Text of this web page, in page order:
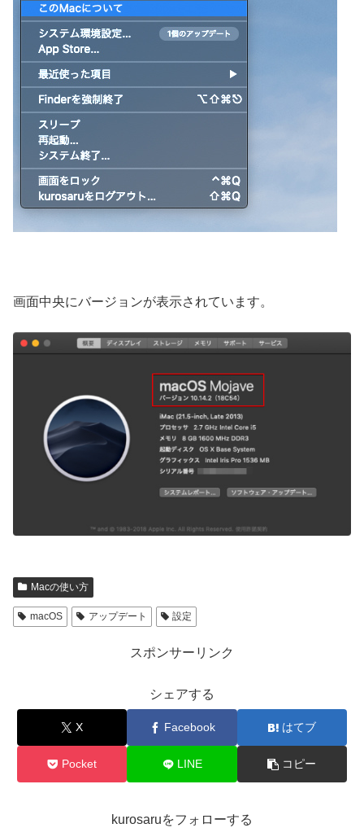
画面中央にバージョンが表示されています。
Macの使い方
macOS アップデート 設定
スポンサーリンク
シェアする
X Facebook はてブ
Pocket LINE コピー
kurosaruをフォローする